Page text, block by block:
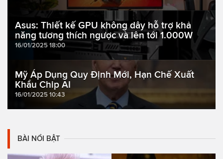
Asus: Thiết kế GPU không dây hỗ trợ khả
năng tương thích ngược và lên tới 1.000W
16/01/2025 18:00
Mỹ Áp Dụng Quy Định Mới, Hạn Chế Xuất
Khẩu Chip AI
16/01/2025 10:43
BÀI NỔI BẬT